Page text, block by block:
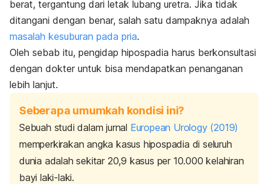
berat, tergantung dari letak lubang uretra. Jika tidak
ditangani dengan benar, salah satu dampaknya adalah
masalah kesuburan pada pria.
Oleh sebab itu, pengidap hipospadia harus berkonsultasi
dengan dokter untuk bisa mendapatkan penanganan
lebih lanjut.
Seberapa umumkah kondisi ini?
Sebuah studi dalam jurnal European Urology (2019)
memperkirakan angka kasus hipospadia di seluruh
dunia adalah sekitar 20,9 kasus per 10.000 kelahiran
bayi laki-laki.